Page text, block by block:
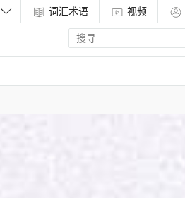
词汇术语 视频
Enter
search
term